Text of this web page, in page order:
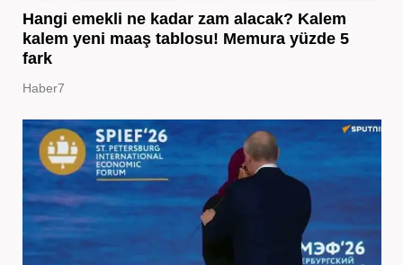
Hangi emekli ne kadar zam alacak? Kalem
kalem yeni maaş tablosu! Memura yüzde 5
fark
Haber7